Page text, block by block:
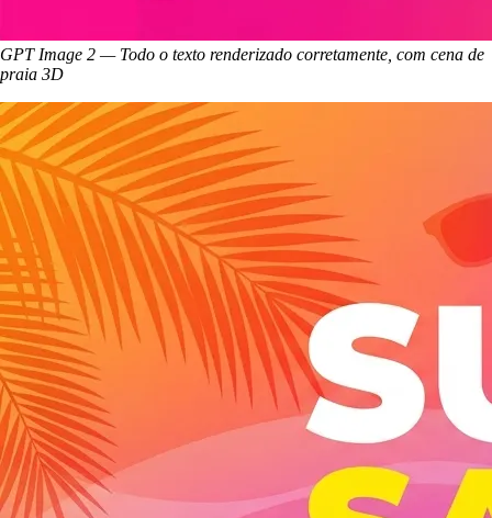
GPT Image 2 — Todo o texto renderizado corretamente, com cena de
praia 3D